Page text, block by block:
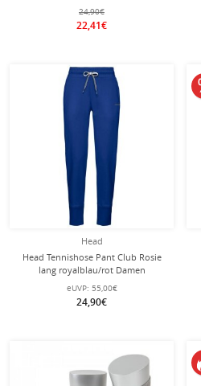
24,90€
22,41€
Head
Head Tennishose Pant Club Rosie
lang royalblau/rot Damen
eUVP: 55,00€
24,90€